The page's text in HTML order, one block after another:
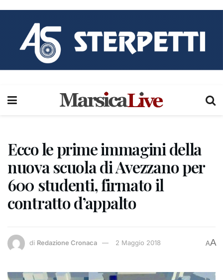
Ecco le prime immagini della
nuova scuola di Avezzano per
600 studenti, firmato il
contratto d’appalto
di Redazione Cronaca 2 Maggio 2018 AA